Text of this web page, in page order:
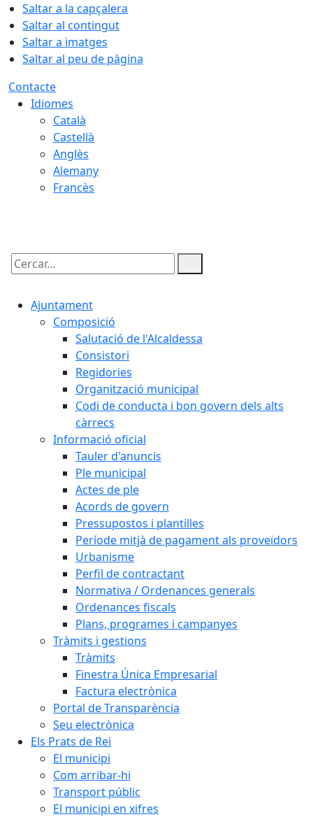
Saltar a la capçalera
Saltar al contingut
Saltar a imatges
Saltar al peu de pàgina
Contacte
Idiomes
Català
Castellà
Anglès
Alemany
Francès
Cercar:
Ajuntament
Composició
Salutació de l'Alcaldessa
Consistori
Regidories
Organització municipal
Codi de conducta i bon govern dels alts
càrrecs
Informació oficial
Tauler d'anuncis
Ple municipal
Actes de ple
Acords de govern
Pressupostos i plantilles
Període mitjà de pagament als proveïdors
Urbanisme
Perfil de contractant
Normativa / Ordenances generals
Ordenances fiscals
Plans, programes i campanyes
Tràmits i gestions
Tràmits
Finestra Única Empresarial
Factura electrònica
Portal de Transparència
Seu electrònica
Els Prats de Rei
El municipi
Com arribar-hi
Transport públic
El municipi en xifres